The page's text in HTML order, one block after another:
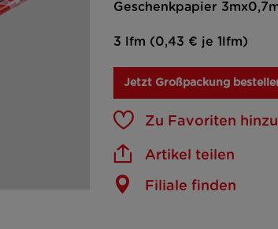
Geschenkpapier
3 lfm (0,43 € je 1lfm)
Jetzt Großpackung
Zu Favoriten
Artikel teilen
Filiale finden